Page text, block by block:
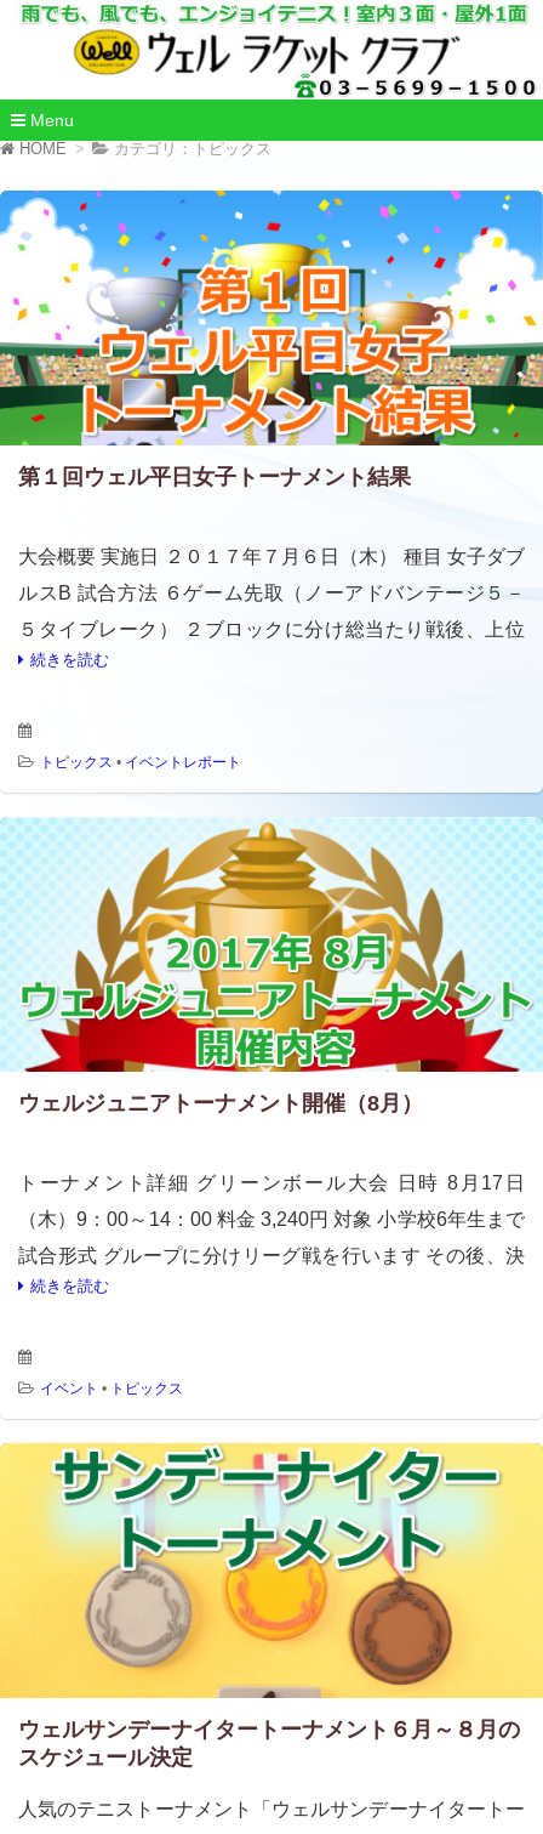
Menu
コ
テ
ン
ツ
動
HOME カテゴリ：トピックス
第１回ウェル平日女子トーナメント結果
大会概要 実施日 ２０１７年７月６日（木） 種目 女子ダブ
ルスB 試合方法 ６ゲーム先取（ノーアドバンテージ５－
５タイブレーク） ２ブロックに分け総当たり戦後、上位
１位対１位、２位対２位で順位決定戦 ※但し、今回は第
続きを読む
トピックス • イベントレポート
ウェルジュニアトーナメント開催（8月）
トーナメント詳細 グリーンボール大会 日時 8月17日
（木）9：00～14：00 料金 3,240円 対象 小学校6年生まで
試合形式 グループに分けリーグ戦を行います その後、決
勝トーナメントを実施 参加者は最低3試合 […]
続きを読む
イベント • トピックス
ウェルサンデーナイタートーナメント６月～８月の
スケジュール決定
人気のテニストーナメント「ウェルサンデーナイタートー